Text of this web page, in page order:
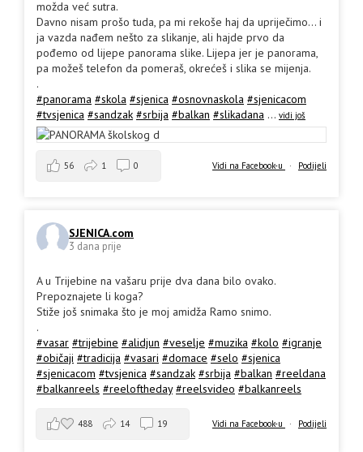
možda već sutra.
Davno nisam prošo tuda, pa mi rekoše haj da upriječimo... i
ja vazda nađem nešto za slikanje, ali hajde prvo da
pođemo od lijepe panorama slike. Lijepa jer je panorama,
pa možeš telefon da pomeraš, okrećeš i slika se mijenja.
.
#panorama #skola #sjenica #osnovnaskola #sjenicacom
#tvsjenica #sandzak #srbija #balkan #slikadana ... vidi još
Vidi na Facebook-u · Podijeli
56 1 0
SJENICA.com
3 dana prije
A u Trijebine na vašaru prije dva dana bilo ovako.
Prepoznajete li koga?
Stiže još snimaka što je moj amidža Ramo snimo.
.
#vasar #trijebine #alidjun #veselje #muzika #kolo #igranje
#običaji #tradicija #vasari #domace #selo #sjenica
#sjenicacom #tvsjenica #sandzak #srbija #balkan #reeldana
#balkanreels #reeloftheday #reelsvideo #balkanreels
Vidi na Facebook-u · Podijeli
488 14 19